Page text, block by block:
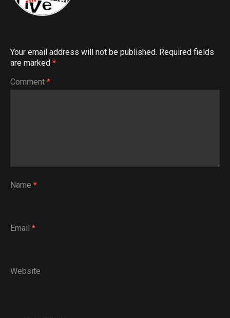
Your email address will not be published. Required fields
are marked *
Comment *
Name *
Email *
Website